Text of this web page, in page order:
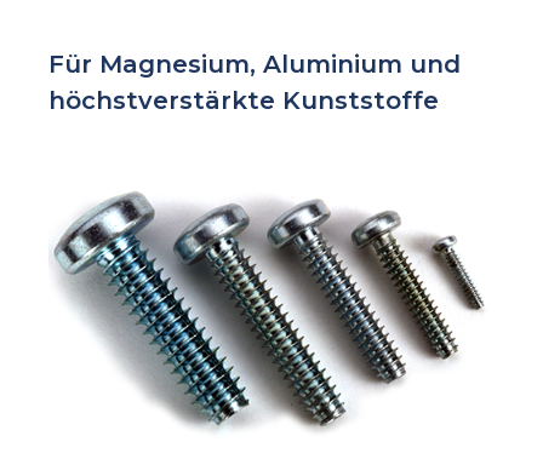
Für Magnesium, Aluminium und
höchstverstärkte Kunststoffe